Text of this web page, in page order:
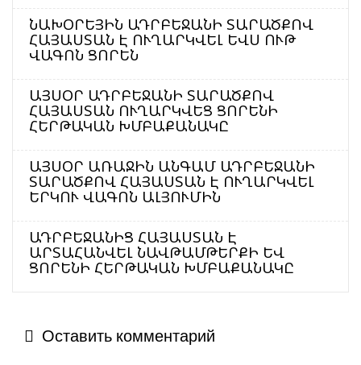
ՆԱԽՕՐԵՅԻՆ ԱԴՐԲԵՋԱՆԻ ՏԱՐԱԾՔՈՎ
ՀԱՅԱՍՏԱՆ Է ՈՒՂԱՐԿՎԵԼ ԵՎՍ ՈՒԹ
ՎԱԳՈՆ ՑՈՐԵՆ
ԱՅՍՕՐ ԱԴՐԲԵՋԱՆԻ ՏԱՐԱԾՔՈՎ
ՀԱՅԱՍՏԱՆ ՈՒՂԱՐԿՎԵՑ ՑՈՐԵՆԻ
ՀԵՐԹԱԿԱՆ ԽՄԲԱՔԱՆԱԿԸ
ԱՅՍՕՐ ԱՌԱՋԻՆ ԱՆԳԱՄ ԱԴՐԲԵՋԱՆԻ
ՏԱՐԱԾՔՈՎ ՀԱՅԱՍՏԱՆ Է ՈՒՂԱՐԿՎԵԼ
ԵՐԿՈՒ ՎԱԳՈՆ ԱԼՅՈՒՄԻՆ
ԱԴՐԲԵՋԱՆԻՑ ՀԱՅԱՍՏԱՆ Է
ԱՐՏԱՀԱՆՎԵԼ ՆԱՎԹԱՄԹԵՐՔԻ ԵՎ
ՑՈՐԵՆԻ ՀԵՐԹԱԿԱՆ ԽՄԲԱՔԱՆԱԿԸ
Оставить комментарий